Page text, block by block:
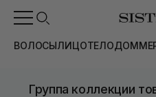
ВОЛОСЫЛИЦОТЕЛОДОМ
Группа коллекции